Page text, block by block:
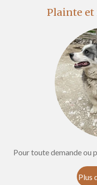
Plainte
Pour toute demande ou
Plus